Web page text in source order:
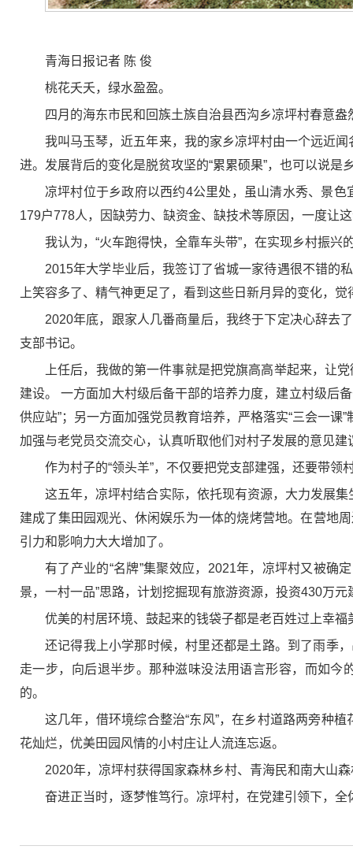
青海日报记者 陈 俊
桃花夭夭，绿水盈盈。
四月的海东市民和回族土族自治县西沟乡凉坪村春意
我叫马玉琴，近五年来，我的家乡凉坪村由一个远近
进。发展背后的变化是脱贫攻坚的“累累硕果”，也可以说是
凉坪村位于乡政府以西约4公里处，虽山清水秀、景
179户778人，因缺劳力、缺资金、缺技术等原因，一度让
我认为，“火车跑得快，全靠车头带”，在实现乡村振兴
2015年大学毕业后，我签订了省城一家待遇很不错
上笑容多了、精气神更足了，看到这些日新月异的变化，
2020年底，跟家人几番商量后，我终于下定决心辞去
支部书记。
上任后，我做的第一件事就是把党旗高高举起来，让
建设。 一方面加大村级后备干部的培养力度，建立村级后
供应站”；另一方面加强党员教育培养，严格落实“三会一课
加强与老党员交流交心，认真听取他们对村子发展的意见建
作为村子的“领头羊”，不仅要把党支部建强，还要带
这五年，凉坪村结合实际，依托现有资源，大力发展
建成了集田园观光、休闲娱乐为一体的烧烤营地。在营地
引力和影响力大大增加了。
有了产业的“名牌”集聚效应，2021年，凉坪村又被确
景，一村一品”思路，计划挖掘现有旅游资源，投资430万
优美的村居环境、鼓起来的钱袋子都是老百姓过上幸福
还记得我上小学那时候，村里还都是土路。到了雨季
走一步，向后退半步。那种滋味没法用语言形容，而如
的。
这几年，借环境综合整治“东风”，在乡村道路两旁种
花灿烂，优美田园风情的小村庄让人流连忘返。
2020年，凉坪村获得国家森林乡村、青海民和南大山
奋进正当时，逐梦惟笃行。凉坪村，在党建引领下，